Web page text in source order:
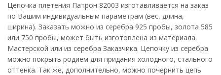
Цепочка плетения Патрон 82003 изготавливается на заказ
по Вашим индивидуальным параметрам (вес, длина,
ширина). Заказать можно из серебра 925 пробы, золота 585
или 750 пробы, может быть изготовлена из материала
Мастерской или из серебра Заказчика. Цепочку из серебра
можно покрыть родием для придания холодного, стального
оттенка. Так же, дополнительно, можно почернить цепь